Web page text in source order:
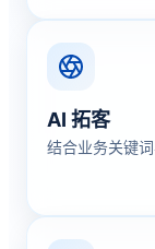
AI 拓客
结合业务关键